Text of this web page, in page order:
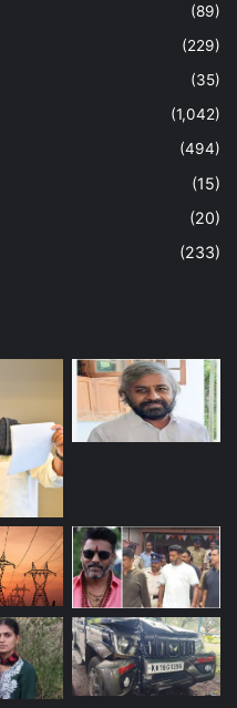
(89)
(229)
(35)
(1,042)
(494)
(15)
(20)
(233)